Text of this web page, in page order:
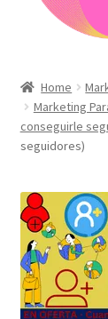
AreaÁrea de
Carrito de
Detalles de
Envíanos tus
Finalizar
Home
Marketing
conseguirle
seguidores)